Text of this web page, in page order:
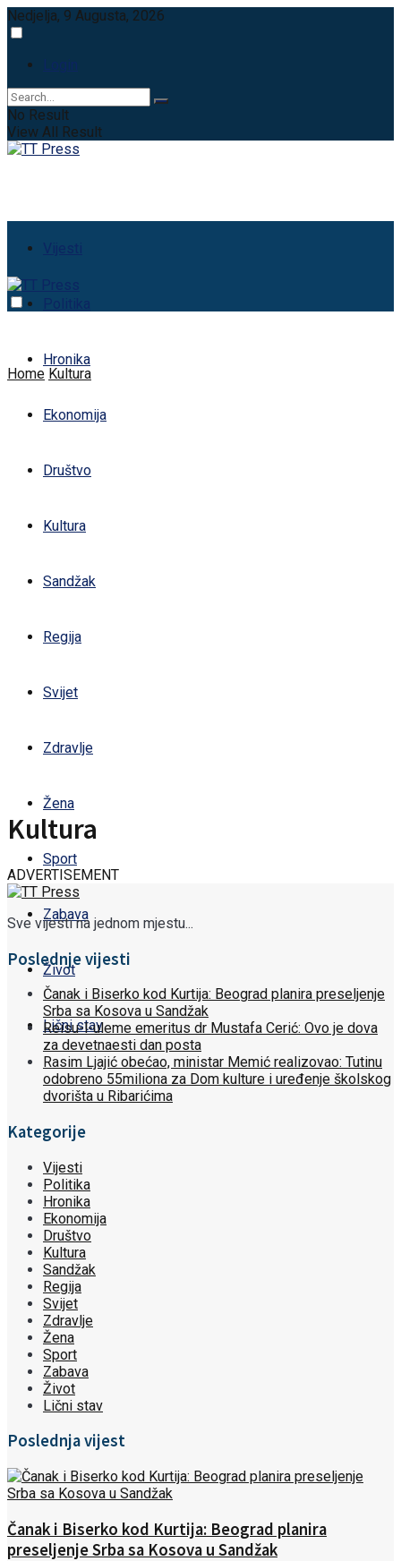
Nedjelja, 9 Augusta, 2026
Login
No Result
View All Result
Vijesti
Politika
Hronika
Ekonomija
Društvo
Kultura
Sandžak
Regija
Svijet
Zdravlje
Žena
Sport
Zabava
Život
Lični stav
Home Kultura
Kultura
ADVERTISEMENT
Sve vijesti na jednom mjestu...
Poslednje vijesti
Čanak i Biserko kod Kurtija: Beograd planira preseljenje
Srba sa Kosova u Sandžak
Reisu-l-uleme emeritus dr Mustafa Cerić: Ovo je dova
za devetnaesti dan posta
Rasim Ljajić obećao, ministar Memić realizovao: Tutinu
odobreno 55miliona za Dom kulture i uređenje školskog
dvorišta u Ribarićima
Kategorije
Vijesti
Politika
Hronika
Ekonomija
Društvo
Kultura
Sandžak
Regija
Svijet
Zdravlje
Žena
Sport
Zabava
Život
Lični stav
Poslednja vijest
Čanak i Biserko kod Kurtija: Beograd planira
preseljenje Srba sa Kosova u Sandžak